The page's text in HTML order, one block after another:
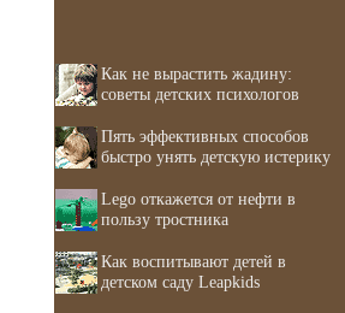
Как не вырастить жадину:
советы детских психологов
Пять эффективных способов
быстро унять детскую истерику
Lego откажется от нефти в
пользу тростника
Как воспитывают детей в
детском саду Leapkids